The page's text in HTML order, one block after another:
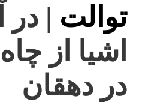
توالت | در
اشیا از
در دهقان